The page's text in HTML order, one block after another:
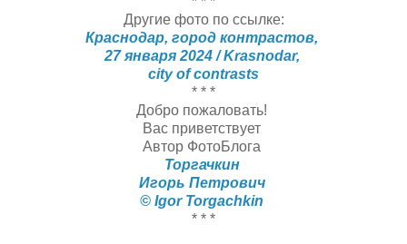
Другие фото по ссылке:
Краснодар, город контрастов,
27 января 2024 / Krasnodar,
city of contrasts
* * *
Добро пожаловать!
Вас приветствует
Автор ФотоБлога
Торгачкин
Игорь Петрович
© Igor Torgachkin
* * *